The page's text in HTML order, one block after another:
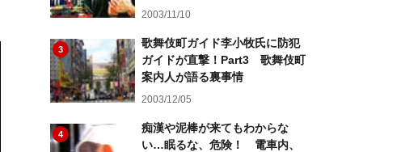
2003/11/10
3
歌舞伎町ガイド李小牧氏に防犯
ガイドが直撃！Part3 歌舞伎町
案内人が語る裏事情
2003/12/05
4
痴漢や泥棒が来てもわからな
い…眠るな、危険！ 電車内、